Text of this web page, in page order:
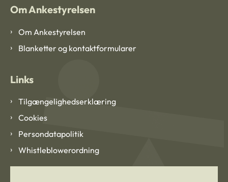
Om Ankestyrelsen
Om Ankestyrelsen
Blanketter og kontaktformularer
Links
Tilgængelighedserklæring
Cookies
Persondatapolitik
Whistleblowerordning